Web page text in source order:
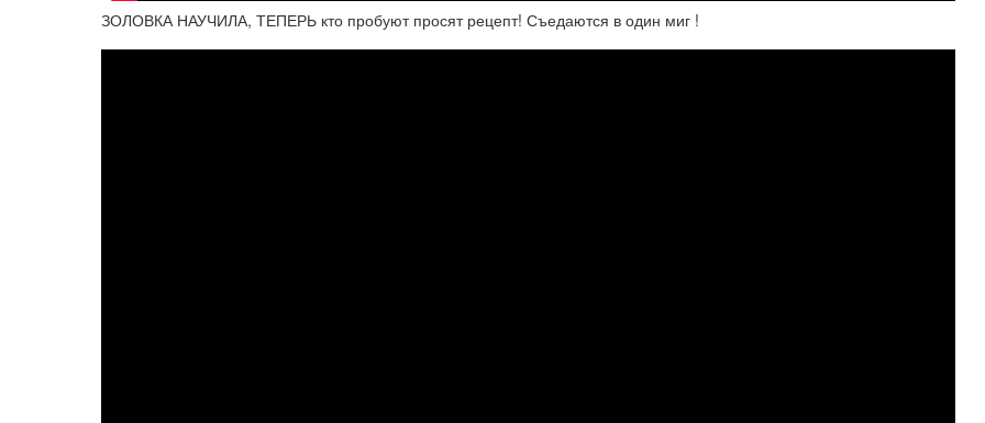
ЗОЛОВКА НАУЧИЛА, ТЕПЕРЬ кто пробуют просят рецепт! Съедаются в один миг !